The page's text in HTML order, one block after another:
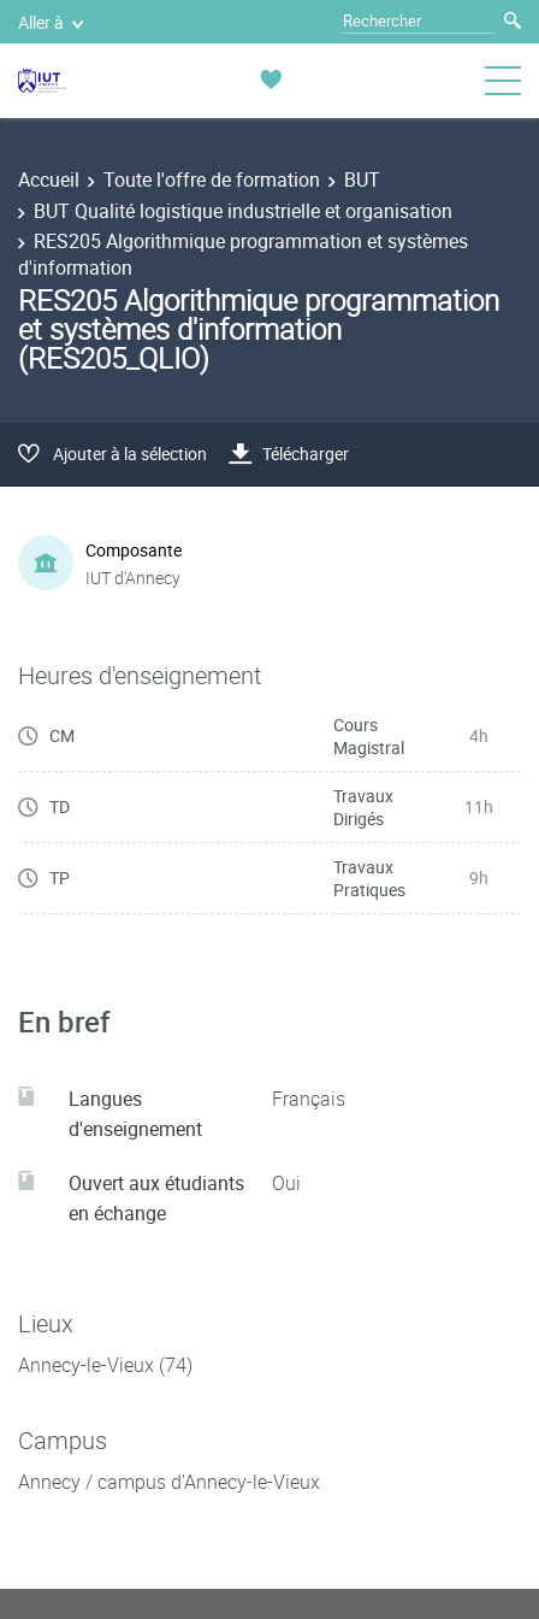
Aller à
Accueil Toute l'offre de formation
BUT
BUT Qualité logistique industrielle et organisation
RES205 Algorithmique programmation et systèmes
d'information
RES205 Algorithmique programmation
et systèmes d'information
(RES205_QLIO)
Ajouter à la sélection Télécharger
Composante
IUT d'Annecy
Heures d'enseignement
CM
Cours
Magistral
4h
TD
Travaux
Dirigés
11h
TP
Travaux
Pratiques
9h
En bref
Langues
d'enseignement
Français
Ouvert aux étudiants
en échange
Oui
Lieux
Annecy-le-Vieux (74)
Campus
Annecy / campus d'Annecy-le-Vieux